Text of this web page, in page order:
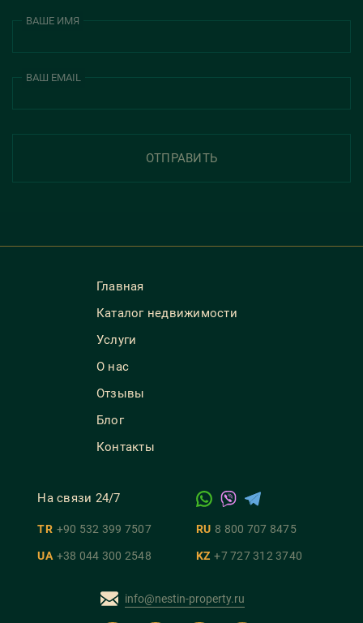
ВАШЕ ИМЯ
ВАШ EMAIL
ОТПРАВИТЬ
Главная
Каталог недвижимости
Услуги
О нас
Отзывы
Блог
Контакты
На связи 24/7
TR +90 532 399 7507 RU 8 800 707 8475
UA +38 044 300 2548 KZ +7 727 312 3740
info@nestin-property.ru